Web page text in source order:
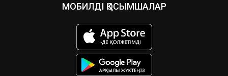
МОБИЛДІ ҚОСЫМШАЛАР